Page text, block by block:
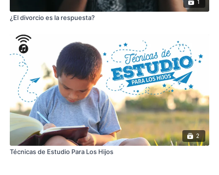
1
¿El divorcio es la respuesta?
2
Técnicas de Estudio Para Los Hijos